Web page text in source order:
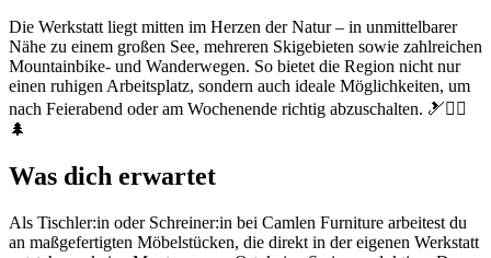
Die Werkstatt liegt mitten im Herzen der Natur – in unmittelbarer
Nähe zu einem großen See, mehreren Skigebieten sowie zahlreichen
Mountainbike- und Wanderwegen. So bietet die Region nicht nur
einen ruhigen Arbeitsplatz, sondern auch ideale Möglichkeiten, um
nach Feierabend oder am Wochenende richtig abzuschalten. 🎿🚴‍♀️
🌲
Was dich erwartet
Als Tischler:in oder Schreiner:in bei Camlen Furniture arbeitest du
an maßgefertigten Möbelstücken, die direkt in der eigenen Werkstatt